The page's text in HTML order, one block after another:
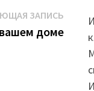
ЗАПИСЬ
запись:
доме